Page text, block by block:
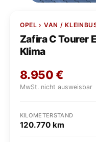
OPEL › VAN /
Zafira C Tourer
Klima
8.950€
MwSt. nicht ausweisbar
KILOMETERSTAND
120.770 km